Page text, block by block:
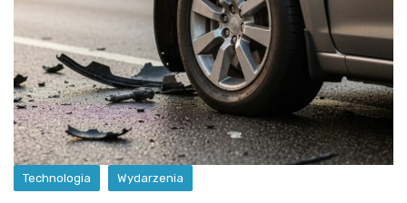
Technologia Wydarzenia